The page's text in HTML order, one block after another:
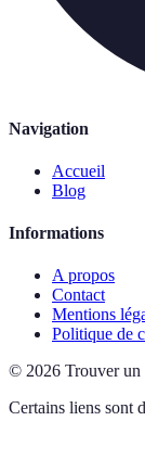
Navigation
Accueil
Blog
Informations
A propos
Contact
Mentions
Politique de
© 2026 Trouver un
Certains liens sont